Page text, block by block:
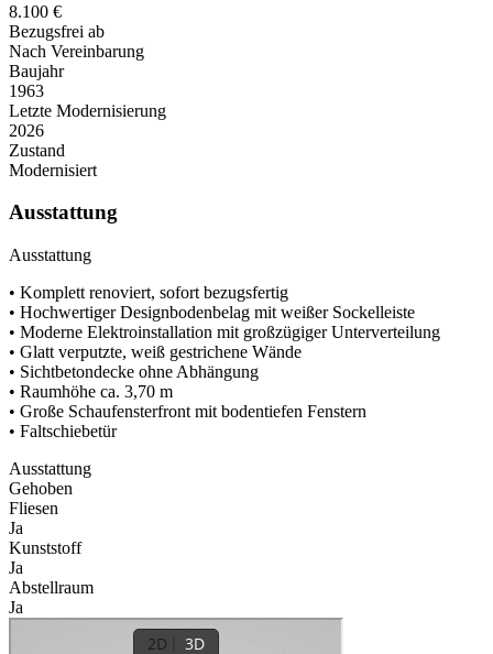
8.100 €
Bezugsfrei ab
Nach Vereinbarung
Baujahr
1963
Letzte Modernisierung
2026
Zustand
Modernisiert
Ausstattung
Ausstattung
• Komplett renoviert, sofort bezugsfertig
• Hochwertiger Designbodenbelag mit weißer Sockelleiste
• Moderne Elektroinstallation mit großzügiger Unterverteilung
• Glatt verputzte, weiß gestrichene Wände
• Sichtbetondecke ohne Abhängung
• Raumhöhe ca. 3,70 m
• Große Schaufensterfront mit bodentiefen Fenstern
• Faltschiebetür
Ausstattung
Gehoben
Fliesen
Ja
Kunststoff
Ja
Abstellraum
Ja